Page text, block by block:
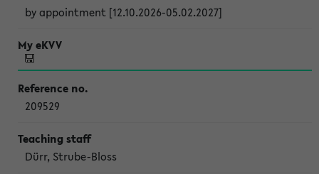
by appointment [12.10.2026-05.02.2027]
209529
Dürr, Strube-Bloss